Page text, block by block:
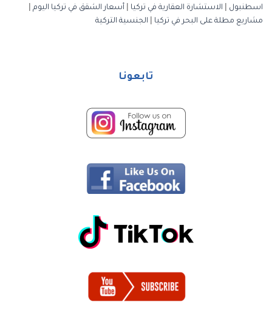
اسطنبول
الاستشارة العقارية في تركيا أسعار الشقق في تركيا اليوم
مشاريع مطلة على البحر في تركيا
الجنسية التركية
تابعونا